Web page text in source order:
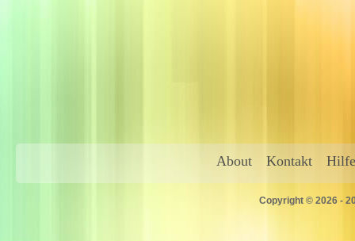
About Kontakt Hilfe
Copyright © 2026 -